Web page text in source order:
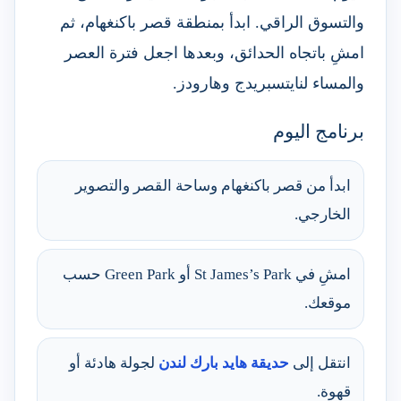
والتسوق الراقي. ابدأ بمنطقة قصر باكنغهام، ثم
امشِ باتجاه الحدائق، وبعدها اجعل فترة العصر
والمساء لنايتسبريدج وهارودز.
برنامج اليوم
ابدأ من قصر باكنغهام وساحة القصر والتصوير
الخارجي.
امشِ في St James’s Park أو Green Park حسب
موقعك.
انتقل إلى حديقة هايد بارك لندن لجولة هادئة أو
قهوة.